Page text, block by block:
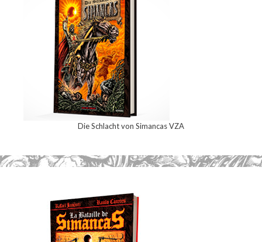
Die Schlacht von Simancas VZA